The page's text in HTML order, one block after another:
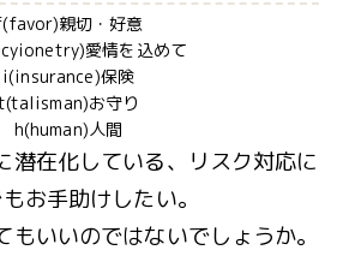
親切・好意
愛情を込めて
i(insurance)保険
お守り
h(human)人間
潜在化している、リスク対応に
お手助けしたい。
いいのではないでしょうか。